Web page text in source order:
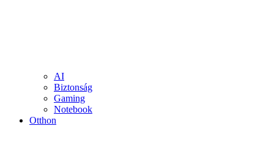
AI
Biztonság
Gaming
Notebook
Otthon